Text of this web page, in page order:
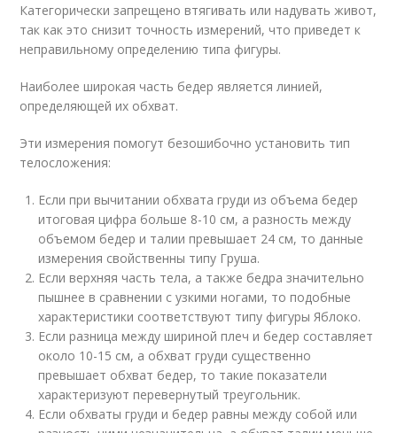
Категорически запрещено втягивать или надувать живот,
так как это снизит точность измерений, что приведет к
неправильному определению типа фигуры.
Наиболее широкая часть бедер является линией,
определяющей их обхват.
Эти измерения помогут безошибочно установить тип
телосложения:
Если при вычитании обхвата груди из объема бедер
итоговая цифра больше 8-10 см, а разность между
объемом бедер и талии превышает 24 см, то данные
измерения свойственны типу Груша.
Если верхняя часть тела, а также бедра значительно
пышнее в сравнении с узкими ногами, то подобные
характеристики соответствуют типу фигуры Яблоко.
Если разница между шириной плеч и бедер составляет
около 10-15 см, а обхват груди существенно
превышает обхват бедер, то такие показатели
характеризуют перевернутый треугольник.
Если обхваты груди и бедер равны между собой или